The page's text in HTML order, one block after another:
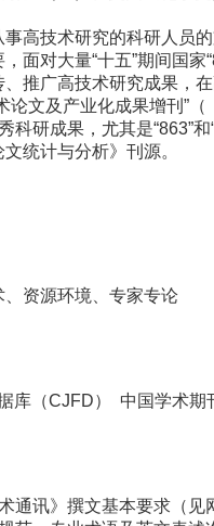
事高技术研究的科研人员
面对大量“十五”期间国家
推广高技术研究成果，
文及产业化成果增刊”
科研成果，尤其是“863”
统计与分析》刊源。
资源环境、专家专论
库（CJFD） 中国学术期
通讯》撰文基本要求（见